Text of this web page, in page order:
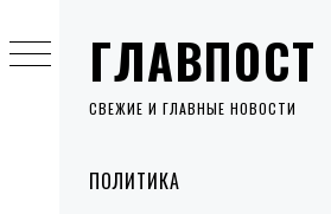
ГЛАВПОСТ
СВЕЖИЕ И ГЛАВНЫЕ НОВОСТИ
MenuПОЛИТИКА
to
content